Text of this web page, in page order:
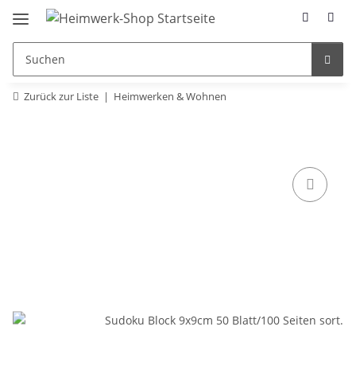
Zurück zur Liste Heimwerken & Wohnen